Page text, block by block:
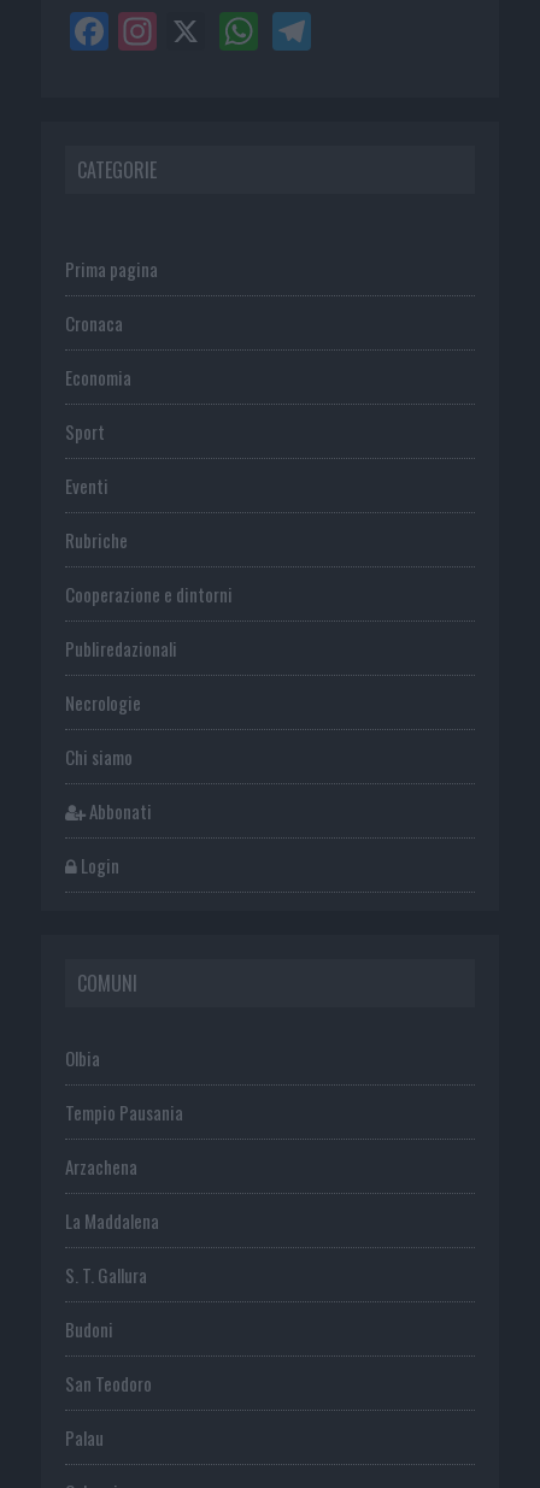
CATEGORIE
Prima pagina
Cronaca
Economia
Sport
Eventi
Rubriche
Cooperazione e dintorni
Publiredazionali
Necrologie
Chi siamo
Abbonati
Login
COMUNI
Olbia
Tempio Pausania
Arzachena
La Maddalena
S. T. Gallura
Budoni
San Teodoro
Palau